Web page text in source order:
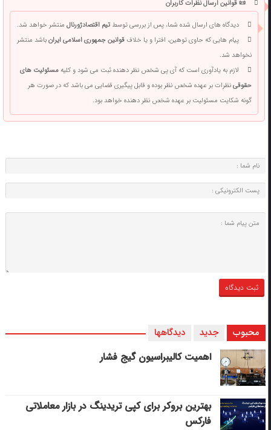
📜 قوانین ارسال نظرات کاربران
دیدگاه های ارسال شده شما، پس از بررسی توسطتیم اقتصادژورنالمنتشر خواهد شد.
پیام هایی که حاوی توهین، افترا و یا خلافقوانین جمهوری اسلامی ایرانباشد منتشر
نخواهد شد.
لازم به یادآوری است که آی پی شخص نظر دهنده ثبت می شود و کلیهمسئولیت های
حقوقینظرات بر عهده شخص نظر بوده و قابل پیگیری قضایی می باشد که در صورت هر
گونه شکایت مسئولیت بر عهده شخص نظر دهنده خواهد بود.
محبوب جدید دیدگاهها
اهمیت کالیبراسیون گیج فشار
بهترین بروکر برای کپی‌ تریدینگ در بازار معاملاتی
فارکس